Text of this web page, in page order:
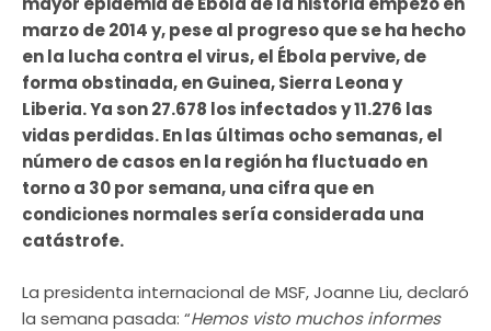
marzo de 2014 y, pese al progreso que se ha hecho
en la lucha contra el virus, el Ébola pervive, de
forma obstinada, en Guinea, Sierra Leona y
Liberia. Ya son 27.678 los infectados y 11.276 las
vidas perdidas. En las últimas ocho semanas, el
número de casos en la región ha fluctuado en
torno a 30 por semana, una cifra que en
condiciones normales sería considerada una
catástrofe.
La presidenta internacional de MSF, Joanne Liu, declaró
la semana pasada: “Hemos visto muchos informes